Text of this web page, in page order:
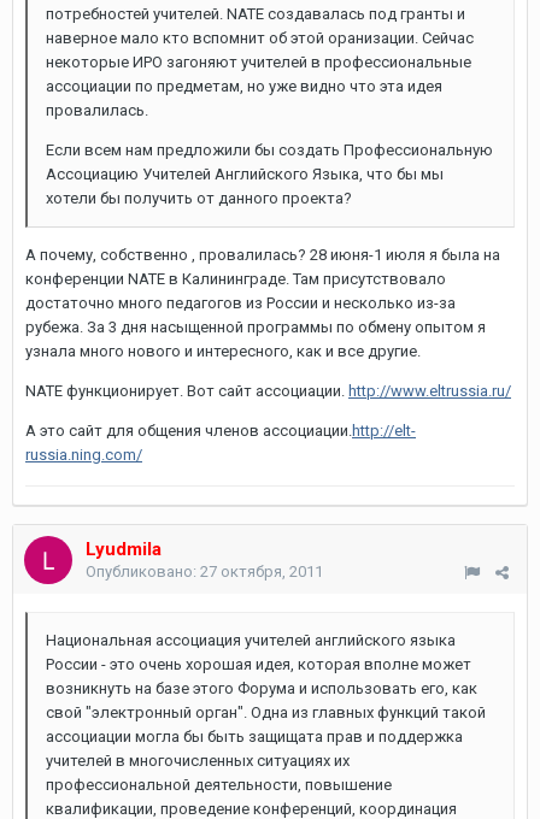
потребностей учителей. NATE создавалась под гранты и
наверное мало кто вспомнит об этой оранизации. Сейчас
некоторые ИРО загоняют учителей в профессиональные
ассоциации по предметам, но уже видно что эта идея
провалилась.
Если всем нам предложили бы создать Профессиональную
Ассоциацию Учителей Английского Языка, что бы мы
хотели бы получить от данного проекта?
А почему, собственно , провалилась? 28 июня-1 июля я была на
конференции NATE в Калининграде. Там присутствовало
достаточно много педагогов из России и несколько из-за
рубежа. За 3 дня насыщенной программы по обмену опытом я
узнала много нового и интересного, как и все другие.
NATE функционирует. Вот сайт ассоциации. http://www.eltrussia.ru/
А это сайт для общения членов ассоциации.http://elt-
russia.ning.com/
Lyudmila
Опубликовано: 27 октября, 2011
Национальная ассоциация учителей английского языка
России - это очень хорошая идея, которая вполне может
возникнуть на базе этого Форума и использовать его, как
свой "электронный орган". Одна из главных функций такой
ассоциации могла бы быть защищата прав и поддержка
учителей в многочисленных ситуациях их
профессиональной деятельности, повышение
квалификации, проведение конференций, координация